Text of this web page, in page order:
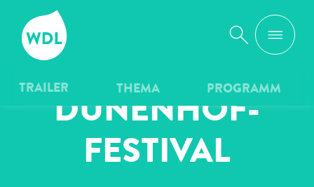
WDL
Suche
TRAILER THEMA PROGRAMM
DÜNENHOF­
FESTIVAL